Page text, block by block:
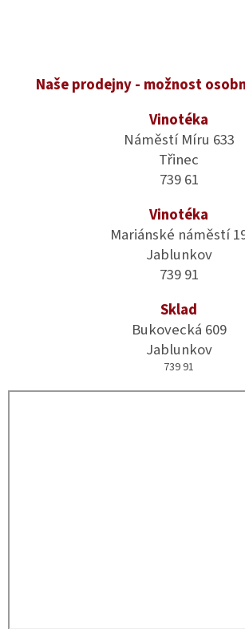
Naše prodejny - možnost
Vinotéka
Náměstí Míru 633
Třinec
739 61
Vinotéka
Mariánské náměstí
Jablunkov
739 91
Sklad
Bukovecká 609
Jablunkov
739 91